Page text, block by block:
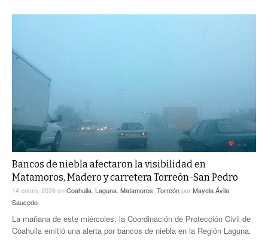
TRAYECTO LAGUNA
A MEDIA MAÑANA
A TODA LEY
ENTRE LAGUNEROS
TWEETS AND BEATS
LA MEJOR 97.1 ESTÉREO GALLITO
ACTUALIDADES GREM
PULSO
Bancos de niebla afectaron la visibilidad en
Matamoros, Madero y carretera Torreón-San Pedro
14 enero, 2026enCoahuila Laguna Matamoros TorreónporMayela Ávila
Saucedo
La mañana de este miércoles, la Coordinación de Protección Civil de
Coahuila emitió una alerta por bancos de niebla en la Región Laguna.